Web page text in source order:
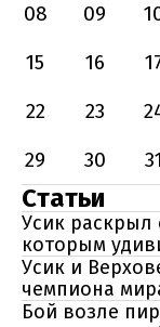
08
09
15
16
22
23
29
30 31
Статьи
Усик раскрыл
которым
Усик и
чемпиона
Бой возле